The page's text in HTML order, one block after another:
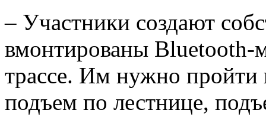
– Участники создают
вмонтированы Bluetooth-
трассе. Им нужно пройти
подъем по лестнице,